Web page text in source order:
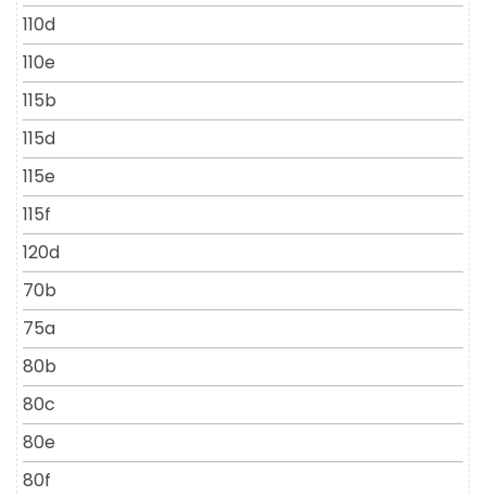
110d
110e
115b
115d
115e
115f
120d
70b
75a
80b
80c
80e
80f